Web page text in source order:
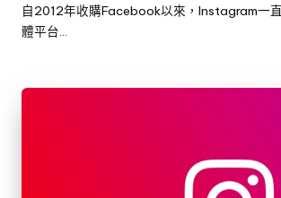
者
自2012年收購Facebook以來，Instagram一
體平台…